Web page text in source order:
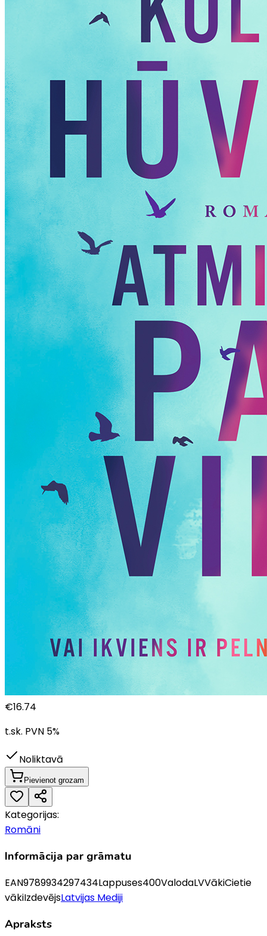
€16.74
t.sk. PVN 5%
Noliktavā
Pievienot grozam
Kategorijas:
Romāni
Informācija par grāmatu
EAN9789934297434Lappuses400ValodaLVVākiCietie
vākiIzdevējsLatvijas Mediji
Apraksts